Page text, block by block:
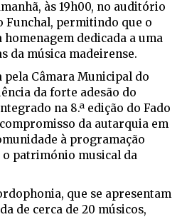
às 19h00, no auditório
Funchal, permitindo que o
dedicada a uma
da música madeirense.
Câmara Municipal do
da forte adesão do
na 8.ª edição do Fado
da autarquia em
à programação
património musical da
que se apresentam
de cerca de 20 músicos,